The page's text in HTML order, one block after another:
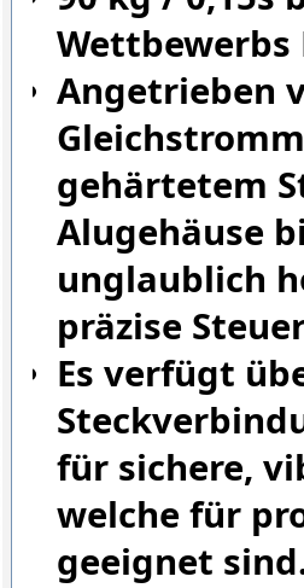
Wettbewerbs
Angetrieben
gehärtetem
Alugehäuse
unglaublich
präzise
Es verfügt
für sichere,
welche für
geeignet